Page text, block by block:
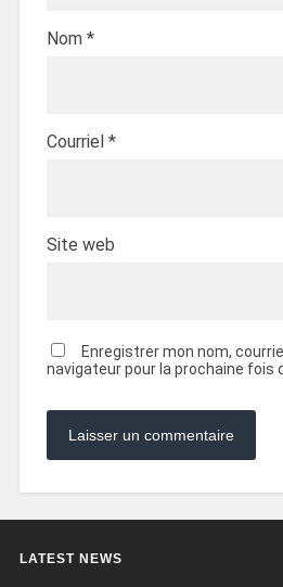
Nom *
Courriel *
Site web
Enregistrer mon nom,
navigateur pour la prochaine fois
LATEST NEWS